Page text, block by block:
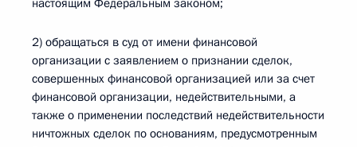
настоящим Федеральным законом;
2) обращаться в суд от имени финансовой
организации с заявлением о признании сделок,
совершенных финансовой организацией или за счет
финансовой организации, недействительными, а
также о применении последствий недействительности
ничтожных сделок по основаниям, предусмотренным